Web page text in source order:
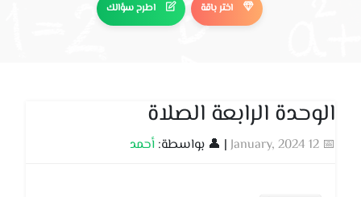
اطرح سؤالك اختر باقة
الوحدة الرابعة الصلاة
📅 12 January, 2024 | 👤 بواسطة: أحمد